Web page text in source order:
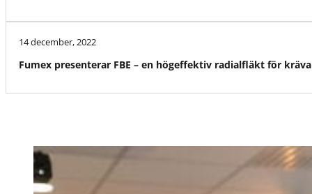
14 december, 2022
Fumex presenterar FBE – en högeffektiv radialfläkt för